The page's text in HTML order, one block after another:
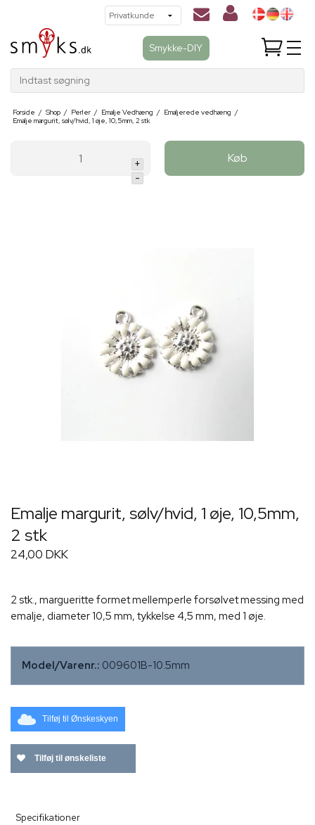
Smykke-DIY
Indtast søgning
Forside / Shop / Perler / Emalje Vedhæng / Emaljerede vedhæng /
Emalje margurit, sølv/hvid, 1 øje, 10,5mm, 2 stk
+
-
Køb
Emalje margurit, sølv/hvid, 1 øje, 10,5mm,
2 stk
24,00 DKK
2 stk., margueritte formet mellemperle forsølvet messing med
emalje, diameter 10,5 mm, tykkelse 4,5 mm, med 1 øje.
Model/Varenr.: 009601B-10.5mm
Tilføj til Ønskeskyen
Tilføj til ønskeliste
Specifikationer